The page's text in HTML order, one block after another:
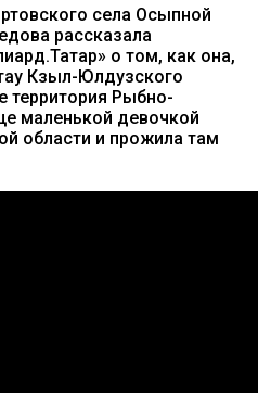
села Осыпной
рассказала
о том, как она,
Кзыл-Юлдузского
территория Рыбно-
маленькой девочкой
области и прожила там